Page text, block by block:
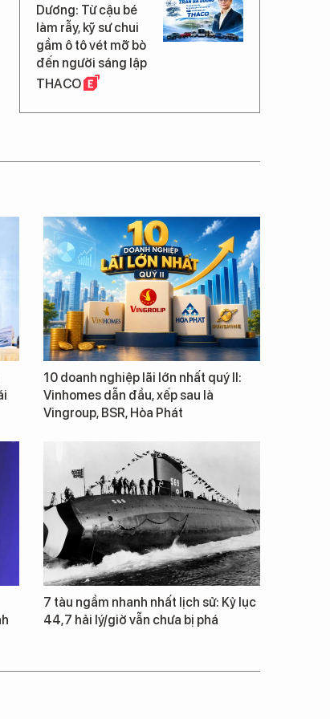
Dương: Từ cậu bé
làm rẫy, kỹ sư chui
gầm ô tô vét mỡ bò
đến người sáng lập
THACO
10 doanh nghiệp lãi lớn nhất quý II:
Vinhomes dẫn đầu, xếp sau là
Vingroup, BSR, Hòa Phát
7 tàu ngầm nhanh nhất lịch sử: Kỷ lục
44,7 hải lý/giờ vẫn chưa bị phá